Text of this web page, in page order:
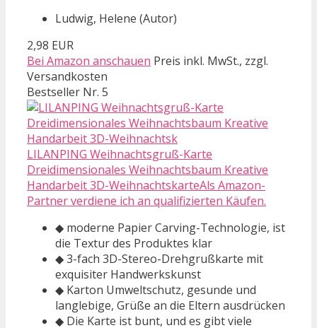
Ludwig, Helene (Autor)
2,98 EUR
Bei Amazon anschauen Preis inkl. MwSt., zzgl.
Versandkosten
Bestseller Nr. 5
LILANPING Weihnachtsgruß-Karte
Dreidimensionales Weihnachtsbaum Kreative
Handarbeit 3D-WeihnachtskarteAls Amazon-
Partner verdiene ich an qualifizierten Käufen.
◆ moderne Papier Carving-Technologie, ist
die Textur des Produktes klar
◆ 3-fach 3D-Stereo-Drehgrußkarte mit
exquisiter Handwerkskunst
◆ Karton Umweltschutz, gesunde und
langlebige, Grüße an die Eltern ausdrücken
◆ Die Karte ist bunt, und es gibt viele